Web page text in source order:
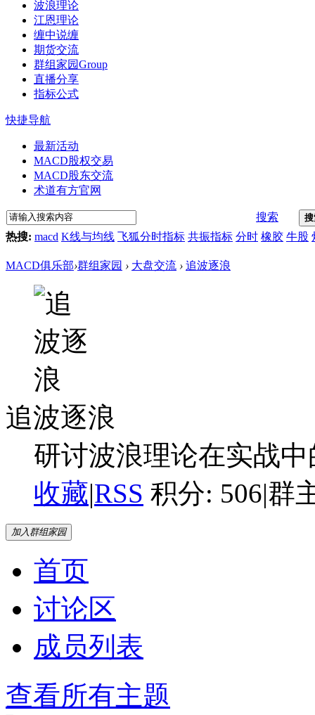
波浪理论
江恩理论
缠中说缠
期货交流
群组家园Group
直播分享
指标公式
快捷导航
最新活动
MACD股权交易
MACD股东交流
术道有方官网
搜索
热搜: macd K线与均线 飞狐分时指标 共振指标 分时 橡胶 牛股
MACD俱乐部›群组家园 › 大盘交流 › 追波逐浪
追波逐浪
研讨波浪理论在实战
收藏|RSS 积分: 506|群
加入群组家园
首页
讨论区
成员列表
查看所有主题